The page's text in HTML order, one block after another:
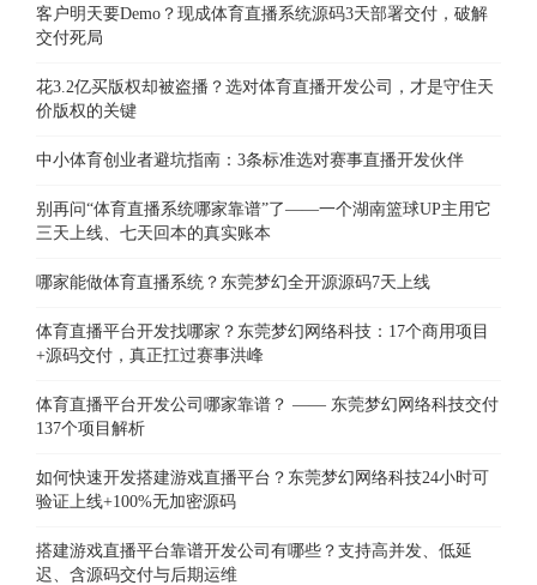
客户明天要Demo？现成体育直播系统源码3天部署交付，破解
交付死局
花3.2亿买版权却被盗播？选对体育直播开发公司，才是守住天
价版权的关键
中小体育创业者避坑指南：3条标准选对赛事直播开发伙伴
别再问“体育直播系统哪家靠谱”了——一个湖南篮球UP主用它
三天上线、七天回本的真实账本
哪家能做体育直播系统？东莞梦幻全开源源码7天上线
体育直播平台开发找哪家？东莞梦幻网络科技：17个商用项目
+源码交付，真正扛过赛事洪峰
体育直播平台开发公司哪家靠谱？ —— 东莞梦幻网络科技交付
137个项目解析
如何快速开发搭建游戏直播平台？东莞梦幻网络科技24小时可
验证上线+100%无加密源码
搭建游戏直播平台靠谱开发公司有哪些？支持高并发、低延
迟、含源码交付与后期运维